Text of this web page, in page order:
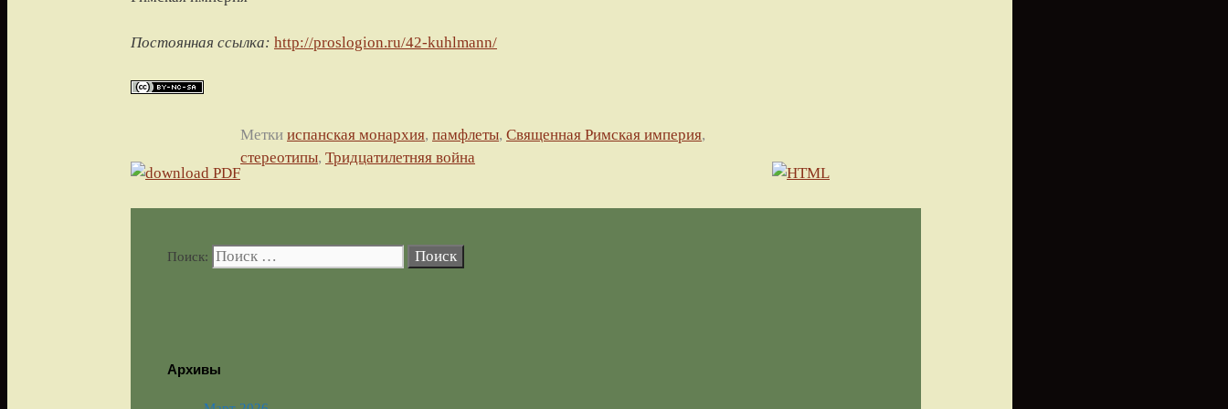
Постоянная ссылка: http://proslogion.ru/42-kuhlmann/
Метки испанская монархия, памфлеты, Священная Римская империя,
стереотипы, Тридцатилетняя война
Поиск:
Архивы